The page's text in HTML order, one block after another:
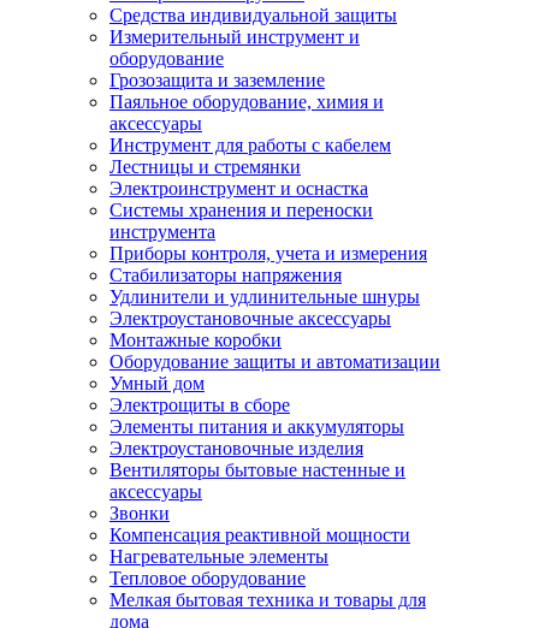
Средства индивидуальной защиты
Измерительный инструмент и
оборудование
Грозозащита и заземление
Паяльное оборудование, химия и
аксессуары
Инструмент для работы с кабелем
Лестницы и стремянки
Электроинструмент и оснастка
Системы хранения и переноски
инструмента
Приборы контроля, учета и измерения
Стабилизаторы напряжения
Удлинители и удлинительные шнуры
Электроустановочные аксессуары
Монтажные коробки
Оборудование защиты и автоматизации
Умный дом
Электрощиты в сборе
Элементы питания и аккумуляторы
Электроустановочные изделия
Вентиляторы бытовые настенные и
аксессуары
Звонки
Компенсация реактивной мощности
Нагревательные элементы
Тепловое оборудование
Мелкая бытовая техника и товары для
дома